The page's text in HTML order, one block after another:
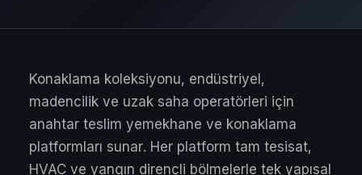
Konaklama koleksiyonu, endüstriyel,
madencilik ve uzak saha operatörleri için
anahtar teslim yemekhane ve konaklama
platformları sunar. Her platform tam tesisat,
HVAC ve yangın dirençli bölmelerle tek yapısal